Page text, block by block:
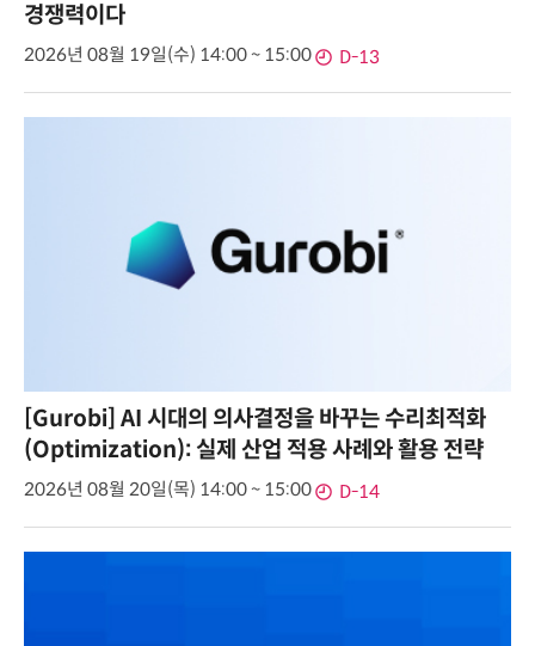
경쟁력이다
2026년 08월 19일(수) 14:00 ~ 15:00 D-13
[Gurobi] AI 시대의 의사결정을 바꾸는 수리최적화
(Optimization): 실제 산업 적용 사례와 활용 전략
2026년 08월 20일(목) 14:00 ~ 15:00 D-14